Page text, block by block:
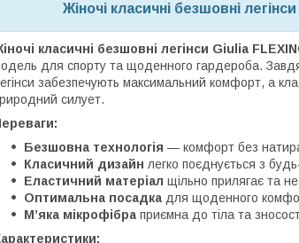
Жіночі класичні безшовні
класичні безшовні легінси Giulia
для спорту та щоденного гардероба.
забезпечують максимальний комфорт, а
силует.
Безшовна технологія — комфорт без
Класичний дизайн легко поєднується з
Еластичний матеріал щільно прилягає та не
Оптимальна посадка для щоденного
М’яка мікрофібра приємна до тіла та